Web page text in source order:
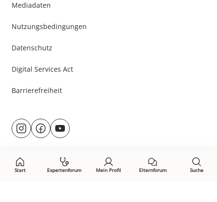
Start Expertenforum Mein Profil Elternforum Suche
Mediadaten
Nutzungsbedingungen
Datenschutz
Digital Services Act
Barrierefreiheit
Besuche
uns@rund.ums.baby
facebook.com/rundumsbaby.de
youtube.com/@rundumsbaby_